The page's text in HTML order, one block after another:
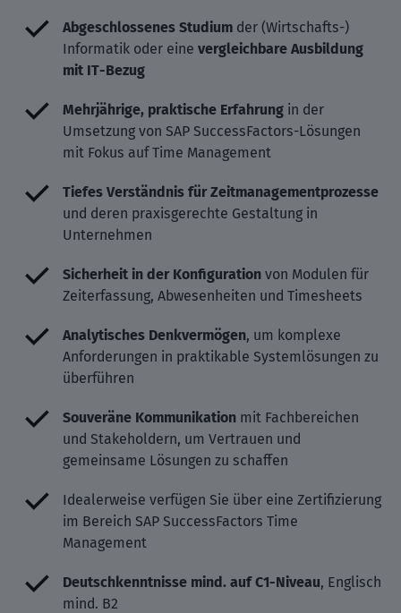
Abgeschlossenes Studium der (Wirtschafts-)
Informatik oder eine vergleichbare Ausbildung
mit IT-Bezug
Mehrjährige, praktische Erfahrung in der
Umsetzung von SAP SuccessFactors-Lösungen
mit Fokus auf Time Management
Tiefes Verständnis für Zeitmanagementprozesse
und deren praxisgerechte Gestaltung in
Unternehmen
Sicherheit in der Konfiguration von Modulen für
Zeiterfassung, Abwesenheiten und Timesheets
Analytisches Denkvermögen, um komplexe
Anforderungen in praktikable Systemlösungen zu
überführen
Souveräne Kommunikation mit Fachbereichen
und Stakeholdern, um Vertrauen und
gemeinsame Lösungen zu schaffen
Idealerweise verfügen Sie über eine Zertifizierung
im Bereich SAP SuccessFactors Time
Management
Deutschkenntnisse mind. auf C1-Niveau, Englisch
mind. B2